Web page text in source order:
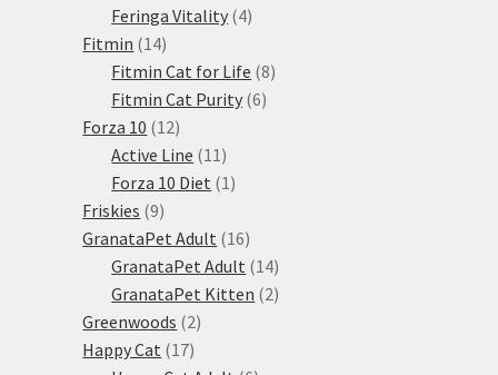
produkty
Feringa Vitality 44
Fitmin 1414
produktů
Fitmin Cat for Life 88
Fitmin Cat Purity 66
Forza 10 1212
produktů
Active Line 11 11
produktů
Forza 10 Diet 1 1
Friskies 99
produktů
GranataPet Adult 1616
produktů
GranataPet Adult 1414
produktů
GranataPet Kitten 22
Greenwoods 22
Happy Cat 1717